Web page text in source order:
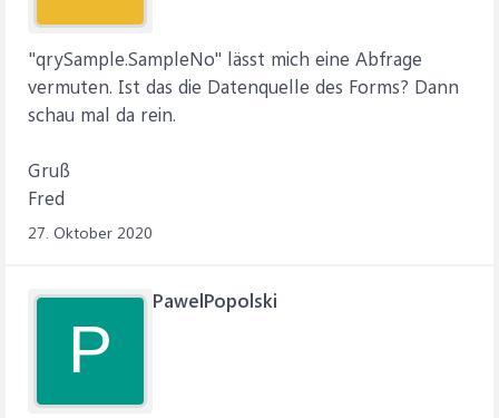
"qrySample.SampleNo" lässt mich eine Abfrage
vermuten. Ist das die Datenquelle des Forms? Dann
schau mal da rein.
Gruß
Fred
27. Oktober 2020
P
PawelPopolski